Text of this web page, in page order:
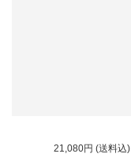
21,080円 (送料込)